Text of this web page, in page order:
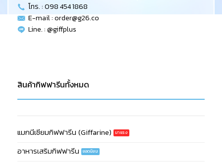
โทร. : 098 454 1868
E-mail :order@g26.co
Line. : @giffplus
สินค้ากิฟฟารีนทั้งหมด
แมกนีเซียมกิฟฟารีน (Giffarine)
อาหารเสริมกิฟฟารีน